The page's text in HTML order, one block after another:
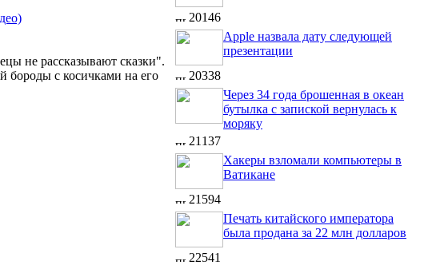
не рассказывают сказки".
бороды с косичками на его
20146
Apple назвала дату следующей
презентации
20338
Через 34 года брошенная в океан
бутылка с запиской вернулась к
моряку
21137
Хакеры взломали компьютеры в
Ватикане
21594
Печать китайского императора
была продана за 22 млн долларов
22541